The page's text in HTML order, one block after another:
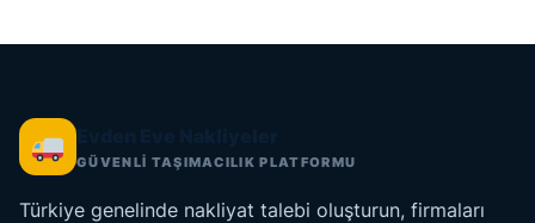
GÜVENLİ TAŞIMACILIK PLATFORMU
Türkiye genelinde nakliyat talebi oluşturun, firmaları